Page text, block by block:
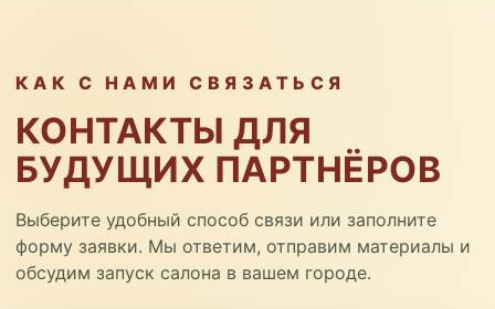
КАК С НАМИ СВЯЗАТЬСЯ
КОНТАКТЫ ДЛЯ
БУДУЩИХ ПАРТНЁРОВ
Выберите удобный способ связи или заполните
форму заявки. Мы ответим, отправим материалы и
обсудим запуск салона в вашем городе.